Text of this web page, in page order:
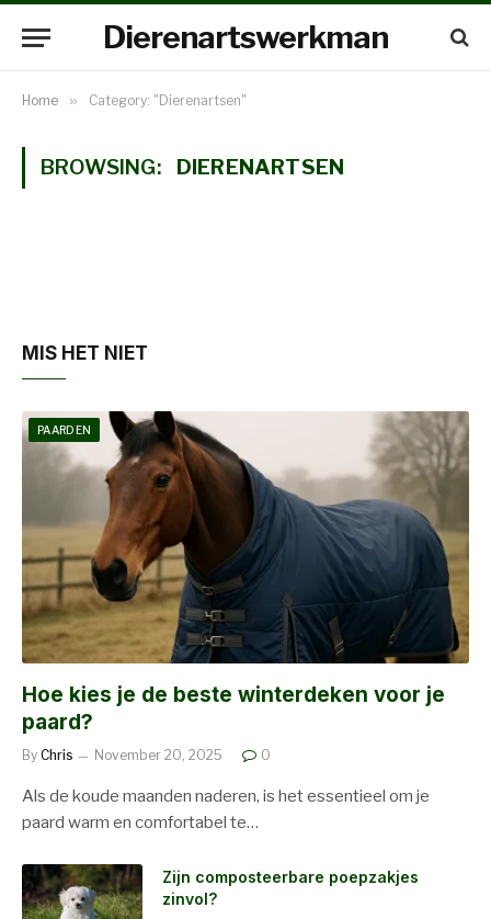
Dierenartswerkman
Home » Category: "Dierenartsen"
BROWSING: DIERENARTSEN
MIS HET NIET
PAARDEN
Hoe kies je de beste winterdeken voor je
paard?
By Chris November 20, 2025 0
Als de koude maanden naderen, is het essentieel om je
paard warm en comfortabel te…
Zijn composteerbare poepzakjes
zinvol?